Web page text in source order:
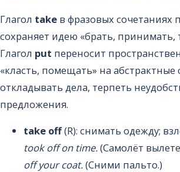
Глагол take в фразовых сочетаниях
сохраняет идею «брать, принимать,
Глагол put переносит
«класть, помещать» на абстрактные
откладывать дела, терпеть
предложения.
take off(R): снимать одежду;
took off on time.(Самолёт
off your coat.(Сними пальто.)